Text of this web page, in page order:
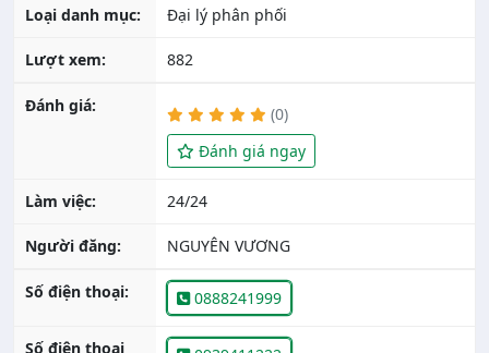
Loại danh mục: Đại lý phân phối
Lượt xem: 882
Đánh giá:
(0)
Đánh giá ngay
Làm việc: 24/24
Người đăng: NGUYÊN VƯƠNG
Số điện thoại: 0888241999
Số điện thoại